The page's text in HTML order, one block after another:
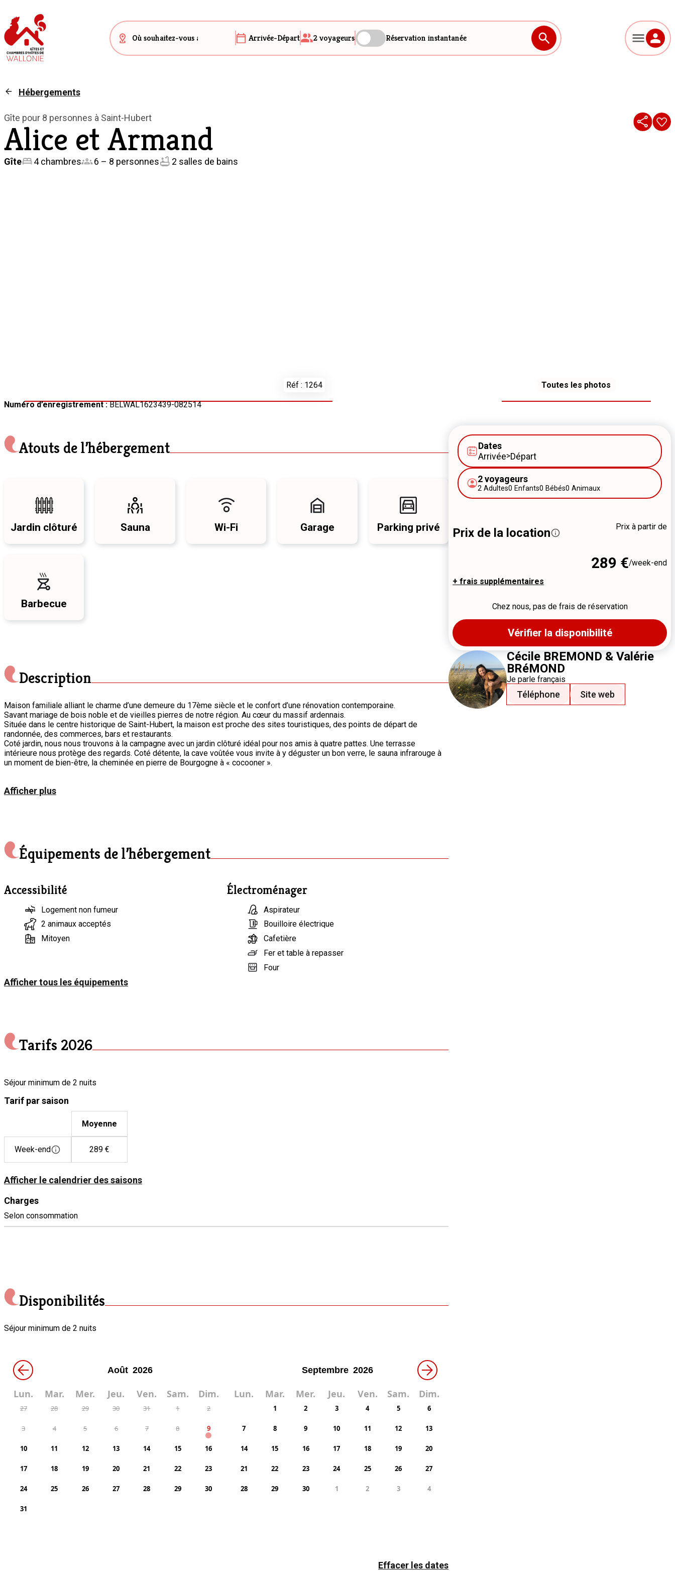
Arrivée-Départ 2 voyageurs Réservation instantanée
Hébergements
Gîte pour 8 personnes à Saint-Hubert
Alice et Armand
Gîte 4 chambres 6 – 8 personnes 2 salles de bains
Réf : 1264 Toutes les photos
Numéro d’enregistrement :BELWAL1623439-082514
Atouts de l’hébergement
Jardin clôturé Sauna Wi-Fi Garage Parking privé
Barbecue
Description
Maison familiale alliant le charme d’une demeure du 17ème siècle et le confort d’une rénovation contemporaine.
Savant mariage de bois noble et de vieilles pierres de notre région. Au cœur du massif ardennais.
Située dans le centre historique de Saint-Hubert, la maison est proche des sites touristiques, des points de départ de
randonnée, des commerces, bars et restaurants.
Coté jardin, nous nous trouvons à la campagne avec un jardin clôturé idéal pour nos amis à quatre pattes. Une terrasse
intérieure nous protège des regards. Coté détente, la cave voûtée vous invite à y déguster un bon verre, le sauna infrarouge à
un moment de bien-être, la cheminée en pierre de Bourgogne à « cocooner ».
Afficher plus
Équipements de l’hébergement
Accessibilité
Logement non fumeur
2 animaux acceptés
Mitoyen
Électroménager
Aspirateur
Bouilloire électrique
Cafetière
Fer et table à repasser
Four
Afficher tous les équipements
Tarifs 2026
Séjour minimum de 2 nuits
Tarif par saison
Moyenne
Week-end 289 €
Afficher le calendrier des saisons
Charges
Selon consommation
Disponibilités
Séjour minimum de 2 nuits
← →
Lun. Mar. Mer. Jeu. Ven. Sam. Dim.
27 28 29 30 31 1 2
3 4 5 6 7 8 9
10 11 12 13 14 15 16
17 18 19 20 21 22 23
24 25 26 27 28 29 30
31
Lun. Mar. Mer. Jeu. Ven. Sam. Dim.
1 2 3 4 5 6
7 8 9 10 11 12 13
14 15 16 17 18 19 20
21 22 23 24 25 26 27
28 29 30 1 2 3 4
Effacer les dates
Dates
Arrivée>Départ
2 voyageurs
2 Adultes0 Enfants0 Bébés0 Animaux
Prix de la location
+ frais supplémentaires
Prix à partir de
289 €/week-end
Chez nous, pas de frais de réservation
Vérifier la disponibilité
Cécile BREMOND & Valérie
BRéMOND
Je parlefrançais
Téléphone Site web